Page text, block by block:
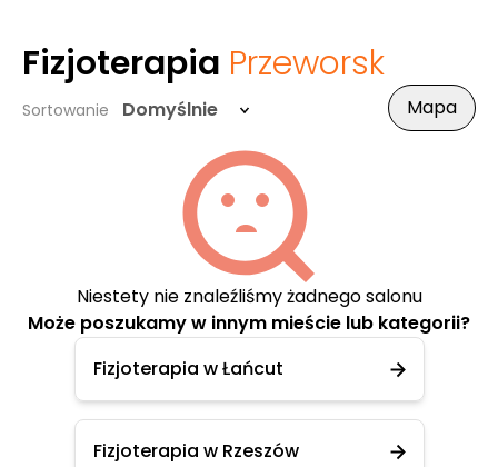
Fizjoterapia Przeworsk
Sortowanie Domyślnie Mapa
Niestety nie znaleźliśmy żadnego salonu
Może poszukamy w innym mieście lub kategorii?
Fizjoterapia w Łańcut
Fizjoterapia w Rzeszów